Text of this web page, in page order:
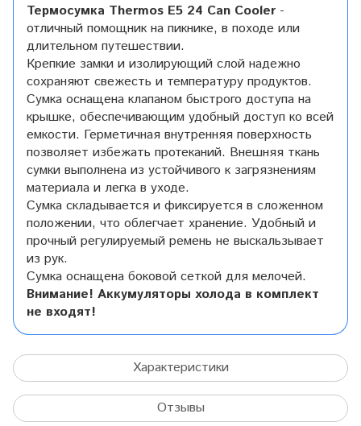
Термосумка Thermos E5 24 Can Cooler -
отличный помощник на пикнике, в походе или
длительном путешествии.
Крепкие замки и изолирующий слой надежно
сохраняют свежесть и температуру продуктов.
Сумка оснащена клапаном быстрого доступа на
крышке, обеспечивающим удобный доступ ко всей
емкости. Герметичная внутренняя поверхность
позволяет избежать протеканий. Внешняя ткань
сумки выполнена из устойчивого к загрязнениям
материала и легка в уходе.
Сумка складывается и фиксируется в сложенном
положении, что облегчает хранение. Удобный и
прочный регулируемый ремень не выскальзывает
из рук.
Сумка оснащена боковой сеткой для мелочей.
Внимание! Аккумуляторы холода в комплект
не входят!
Характеристики
Отзывы